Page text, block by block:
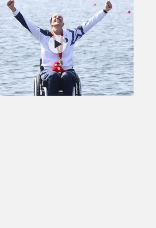
תקנון משתתפים וזוכים בפרסים
תקנון עבור פעילות אלקטרה
תקנון עבור פעילות ספורט 1 – "מרלן"
טניס
גיימינג E-Sports